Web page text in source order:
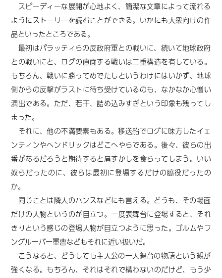
スピーディーな展開が心地よく、簡潔な文章によって流れる
ようにストーリーを読むことができる。いかにも大衆向けの作
品といったところである。
最初はパラッティらの反政府軍との戦いに、続いて地球政府
との戦いにと、ログの直面する戦いは二重構造を有している。
もちろん、戦いに勝ってめでたしというわけにはいかず、地球
側からの反撃がラストに待ち受けているのも、なかなか心憎い
演出である。ただ、若干、詰め込みすぎという印象も残ってし
まった。
それに、他の不満要素もある。移送船でログに味方したイェ
ンティンやヘンドリックはどこへやらである。後々、彼らの出
番があるだろうと期待すると肩すかしを食らってしまう。いい
奴らだったのに、彼らは最初に登場するだけの脇役だったの
か。
同じことは隣人のハンスなどにも言える。どうも、その場面
だけの人物というのが目立つ。一度表舞台に登場すると、それ
きりという感じの登場人物が目立つように思った。ゴルムやフ
ングルーバー軍曹などもそれに近い扱いだ。
こうなると、どうしても主人公の一人舞台の物語という観が
強くなる。もちろん、それはそれで構わないのだけど、もう少